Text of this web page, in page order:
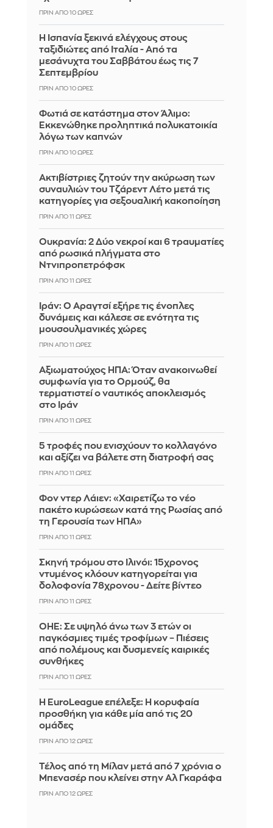
ΠΡΙΝ ΑΠΌ 10 ΏΡΕΣ
Η Ισπανία ξεκινά ελέγχους στους
ταξιδιώτες από Ιταλία - Από τα
μεσάνυχτα του Σαββάτου έως τις 7
Σεπτεμβρίου
ΠΡΙΝ ΑΠΌ 10 ΏΡΕΣ
Φωτιά σε κατάστημα στον Άλιμο:
Εκκενώθηκε προληπτικά πολυκατοικία
λόγω των καπνών
ΠΡΙΝ ΑΠΌ 10 ΏΡΕΣ
Ακτιβίστριες ζητούν την ακύρωση των
συναυλιών του Τζάρεντ Λέτο μετά τις
κατηγορίες για σεξουαλική κακοποίηση
ΠΡΙΝ ΑΠΌ 11 ΏΡΕΣ
Ουκρανία: 2 Δύο νεκροί και 6 τραυματίες
από ρωσικά πλήγματα στο
Ντνιπροπετρόφσκ
ΠΡΙΝ ΑΠΌ 11 ΏΡΕΣ
Ιράν: Ο Αραγτσί εξήρε τις ένοπλες
δυνάμεις και κάλεσε σε ενότητα τις
μουσουλμανικές χώρες
ΠΡΙΝ ΑΠΌ 11 ΏΡΕΣ
Αξιωματούχος ΗΠΑ: Όταν ανακοινωθεί
συμφωνία για το Ορμούζ, θα
τερματιστεί ο ναυτικός αποκλεισμός
στο Ιράν
ΠΡΙΝ ΑΠΌ 11 ΏΡΕΣ
5 τροφές που ενισχύουν το κολλαγόνο
και αξίζει να βάλετε στη διατροφή σας
ΠΡΙΝ ΑΠΌ 11 ΏΡΕΣ
Φον ντερ Λάιεν: «Χαιρετίζω το νέο
πακέτο κυρώσεων κατά της Ρωσίας από
τη Γερουσία των ΗΠΑ»
ΠΡΙΝ ΑΠΌ 11 ΏΡΕΣ
Σκηνή τρόμου στο Ιλινόι: 15χρονος
ντυμένος κλόουν κατηγορείται για
δολοφονία 78χρονου - Δείτε βίντεο
ΠΡΙΝ ΑΠΌ 11 ΏΡΕΣ
ΟΗΕ: Σε υψηλό άνω των 3 ετών οι
παγκόσμιες τιμές τροφίμων – Πιέσεις
από πολέμους και δυσμενείς καιρικές
συνθήκες
ΠΡΙΝ ΑΠΌ 11 ΏΡΕΣ
Η EuroLeague επέλεξε: Η κορυφαία
προσθήκη για κάθε μία από τις 20
ομάδες
ΠΡΙΝ ΑΠΌ 12 ΏΡΕΣ
Τέλος από τη Μίλαν μετά από 7 χρόνια ο
Μπενασέρ που κλείνει στην Αλ Γκαράφα
ΠΡΙΝ ΑΠΌ 12 ΏΡΕΣ